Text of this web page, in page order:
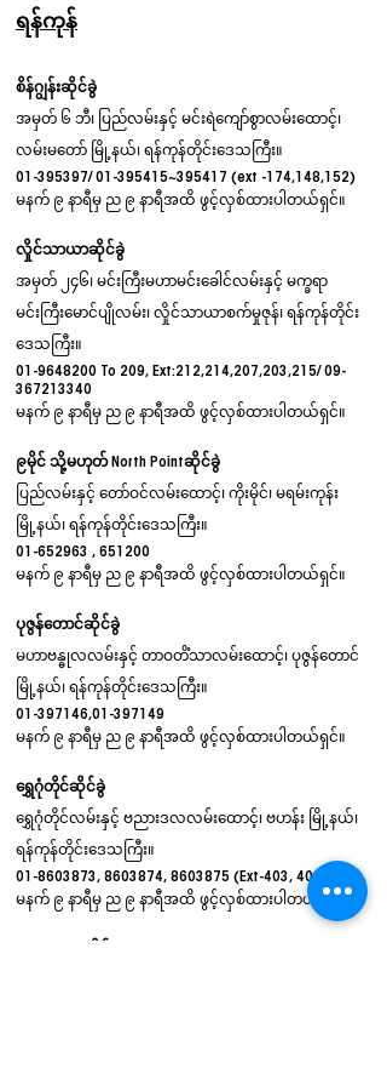
ရန်ကုန်
စိန်ဂျွန်းဆိုင်ခွဲ
အမှတ် ၆ ဘီ၊ ပြည်လမ်းနှင့် မင်းရဲကျော်စွာလမ်းထောင့်၊
လမ်းမတော် မြို့နယ်၊ ရန်ကုန်တိုင်းဒေသကြီး။
01-395397/01-395415~395417 (ext -174,148,152)
မနက် ၉ နာရီမှ ည ၉ နာရီအထိ ဖွင့်လှစ်ထားပါတယ်ရှင်။
လှိုင်သာယာဆိုင်ခွဲ
အမှတ် ၂၄၆၊ မင်းကြီးမဟာမင်းခေါင်လမ်းနှင့် မက္ခရာ
မင်းကြီးမောင်ပျိုလမ်း၊ လှိုင်သာယာစက်မှုဇုန်၊ ရန်ကုန်တိုင်း
ဒေသကြီး။
01-9648200 To 209, Ext:212,214,207,203,215/09-
367213340
မနက် ၉ နာရီမှ ည ၉ နာရီအထိ ဖွင့်လှစ်ထားပါတယ်ရှင်။
၉မိုင် သို့မဟုတ် North Pointဆိုင်ခွဲ
ပြည်လမ်းနှင့် တော်ဝင်လမ်းထောင့်၊ ကိုးမိုင်၊ မရမ်းကုန်း
မြို့နယ်၊ ရန်ကုန်တိုင်းဒေသကြီး။
01-652963 , 651200
မနက် ၉ နာရီမှ ည ၉ နာရီအထိ ဖွင့်လှစ်ထားပါတယ်ရှင်။
ပုဇွန်တောင်ဆိုင်ခွဲ
မဟာဗန္ဓုလလမ်းနှင့် တာဝတိံသာလမ်းထောင့်၊ ပုဇွန်တောင်
မြို့နယ်၊ ရန်ကုန်တိုင်းဒေသကြီး။
01-397146,01-397149
မနက် ၉ နာရီမှ ည ၉ နာရီအထိ ဖွင့်လှစ်ထားပါတယ်ရှင်။
ရွှေဂုံတိုင်ဆိုင်ခွဲ
ရွှေဂုံတိုင်လမ်းနှင့် ဗညားဒလလမ်းထောင့်၊ ဗဟန်း မြို့နယ်၊
ရန်ကုန်တိုင်းဒေသကြီး။
01-8603873, 8603874, 8603875 (Ext-403, 404, 406)
မနက် ၉ နာရီမှ ည ၉ နာရီအထိ ဖွင့်လှစ်ထားပါတယ်ရှင်။